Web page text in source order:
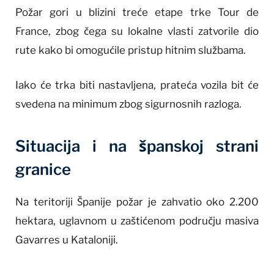
Požar gori u blizini treće etape trke Tour de
France, zbog čega su lokalne vlasti zatvorile dio
rute kako bi omogućile pristup hitnim službama.
Iako će trka biti nastavljena, prateća vozila bit će
svedena na minimum zbog sigurnosnih razloga.
Situacija i na španskoj strani
granice
Na teritoriji Španije požar je zahvatio oko 2.200
hektara, uglavnom u zaštićenom području masiva
Gavarres u Kataloniji.